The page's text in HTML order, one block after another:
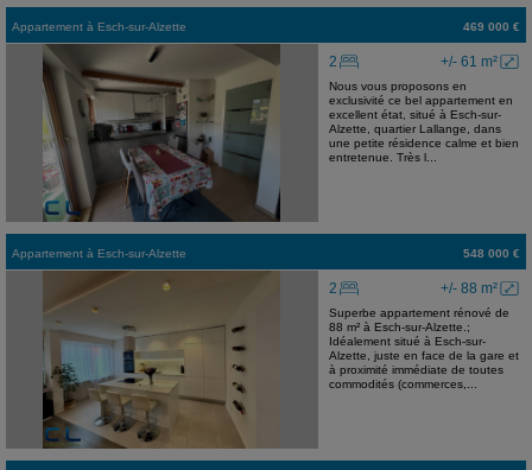
Appartement à Esch-sur-Alzette 469 000 €
+/- 61 m²
2
Nous vous proposons en
exclusivité ce bel appartement en
excellent état, situé à Esch-sur-
Alzette, quartier Lallange, dans
une petite résidence calme et bien
entretenue. Très l...
Appartement à Esch-sur-Alzette 548 000 €
+/- 88 m²
2
Superbe appartement rénové de
88 m² à Esch-sur-Alzette.;
Idéalement situé à Esch-sur-
Alzette, juste en face de la gare et
à proximité immédiate de toutes
commodités (commerces,...